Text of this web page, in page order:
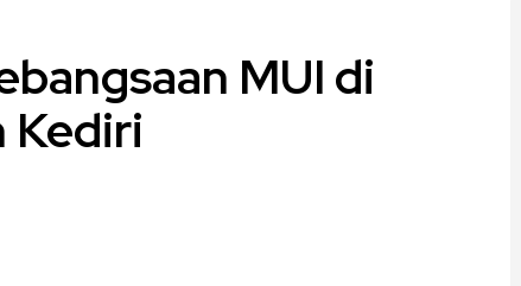
MUI di
Kediri